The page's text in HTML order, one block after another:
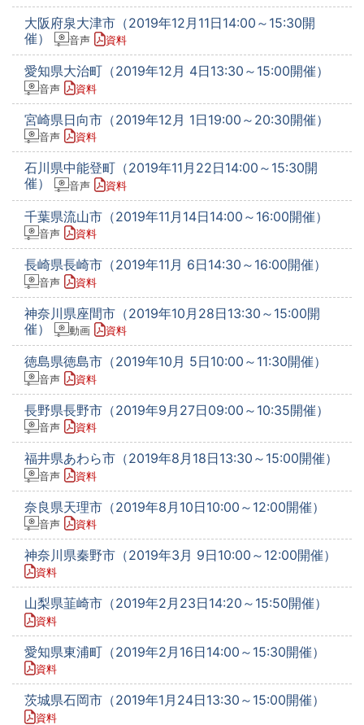
大阪府泉大津市（2019年12月11日14:00～15:30開
催）
音声 資料
愛知県大治町（2019年12月 4日13:30～15:00開催）
音声 資料
宮崎県日向市（2019年12月 1日19:00～20:30開催）
音声 資料
石川県中能登町（2019年11月22日14:00～15:30開
催）
音声 資料
千葉県流山市（2019年11月14日14:00～16:00開催）
音声 資料
長崎県長崎市（2019年11月 6日14:30～16:00開催）
音声 資料
神奈川県座間市（2019年10月28日13:30～15:00開
催）
動画 資料
徳島県徳島市（2019年10月 5日10:00～11:30開催）
音声 資料
長野県長野市（2019年9月27日09:00～10:35開催）
音声 資料
福井県あわら市（2019年8月18日13:30～15:00開催）
音声 資料
奈良県天理市（2019年8月10日10:00～12:00開催）
音声 資料
神奈川県秦野市（2019年3月 9日10:00～12:00開催）
資料
山梨県韮崎市（2019年2月23日14:20～15:50開催）
資料
愛知県東浦町（2019年2月16日14:00～15:30開催）
資料
茨城県石岡市（2019年1月24日13:30～15:00開催）
資料